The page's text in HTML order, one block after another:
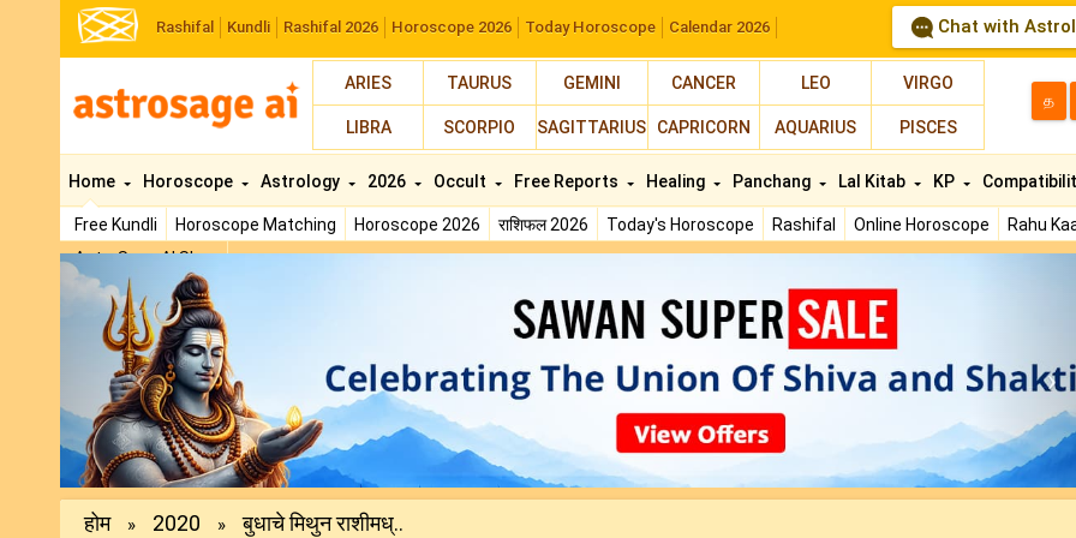
Rashifal Kundli Rashifal 2026 Horoscope 2026 Today Horoscope Calendar 2026 Chat with
ARIES TAURUS GEMINI CANCER LEO VIRGO
LIBRA SCORPIO SAGITTARIUS CAPRICORN AQUARIUS PISCES
த
Home
Free Kundli Horoscope Matching Horoscope 2026 राशिफल 2026 Today's Horoscope Rashifal Online Horoscope Rahu
AstroSage AI Shop
Horoscope Astrology 2026 Occult Free Reports Healing Panchang Lal Kitab KP
Previous
होम » 2020 » बुधाचे मिथुन राशीमध्..